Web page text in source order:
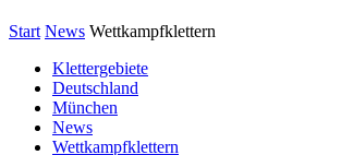
Start News Wettkampfklettern
Klettergebiete
Deutschland
München
News
Wettkampfklettern